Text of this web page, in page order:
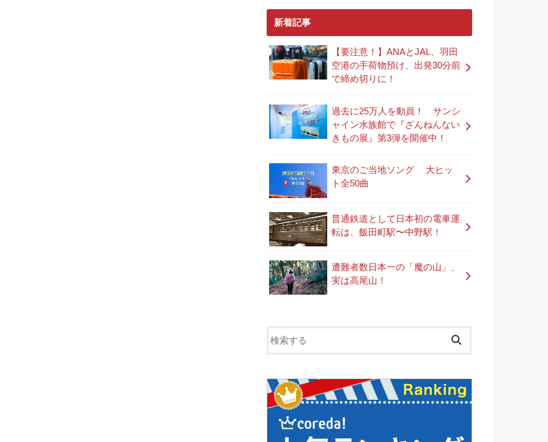
新着記事
【要注意！】ANAとJAL、羽田
空港の手荷物預け、出発30分前
で締め切りに！
過去に25万人を動員！ サンシ
ャイン水族館で『ざんねんない
きもの展』第3弾を開催中！
東京のご当地ソング 大ヒッ
ト全50曲
普通鉄道として日本初の電車運
転は、飯田町駅〜中野駅！
遭難者数日本一の「魔の山」、
実は高尾山！